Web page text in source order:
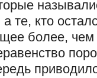
те, кто
более,